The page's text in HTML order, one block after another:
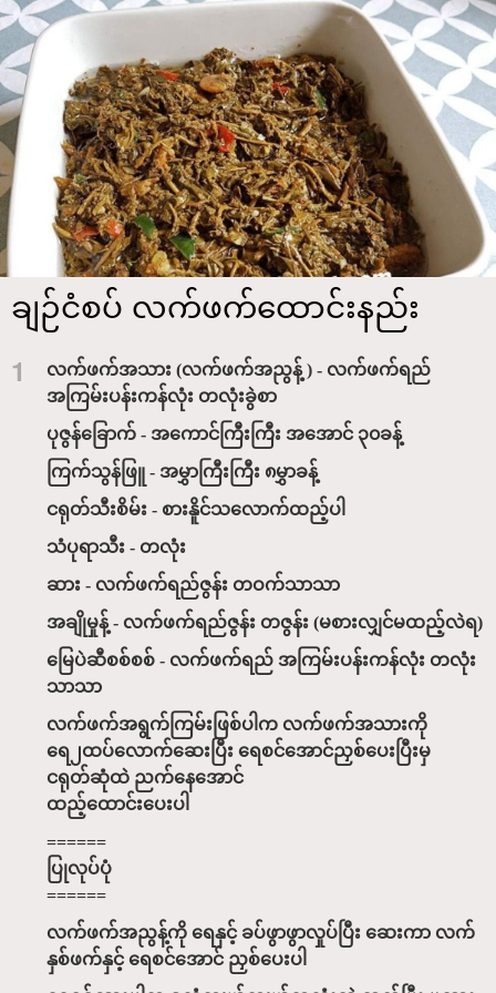
ချဉ်ငံစပ် လက်ဖက်ထောင်းနည်း
1
လက်ဖက်အသား (လက်ဖက်အညွန့် ) - လက်ဖက်ရည်
အကြမ်းပန်းကန်လုံး တလုံးခွဲစာ
ပုဇွန်ခြောက် - အကောင်ကြီးကြီး အအောင် ၃၀ခန့်
ကြက်သွန်ဖြူ - အမွှာကြီးကြီး ၈မွှာခန့်
ငရုတ်သီးစိမ်း - စားနိူင်သလောက်ထည့်ပါ
သံပုရာသီး - တလုံး
ဆား - လက်ဖက်ရည်ဇွန်း တဝက်သာသာ
အချိုမှုန့် - လက်ဖက်ရည်ဇွန်း တဇွန်း (မစားလျှင်မထည့်လဲရ)
မြေပဲဆီစစ်စစ် - လက်ဖက်ရည် အကြမ်းပန်းကန်လုံး တလုံး
သာသာ
လက်ဖက်အရွက်ကြမ်းဖြစ်ပါက လက်ဖက်အသားကို
ရေ၂ထပ်လောက်ဆေးပြီး ရေစင်အောင်ညှစ်ပေးပြီးမှ
ငရုတ်ဆုံထဲ ညက်နေအောင်
ထည့်ထောင်းပေးပါ
======
ပြုလုပ်ပုံ
======
လက်ဖက်အညွန့်ကို ရေနှင့် ခပ်ဖွာဖွာလှုပ်ပြီး ဆေးကာ လက်
နှစ်ဖက်နှင့် ရေစင်အောင် ညှစ်ပေးပါ